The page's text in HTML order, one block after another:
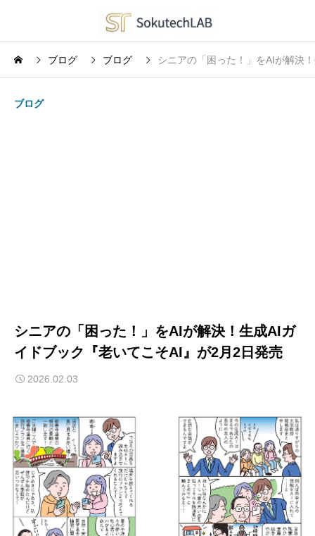
ブログ ブログ シニアの「困った！」をAIが解決
ブログ
シニアの「困った！」をAIが解決！生成AIガ
イドブック『老いてこそAI』が2月2日発売
2026.02.03